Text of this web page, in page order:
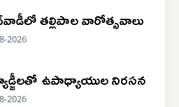
తల్లిపాల వారోత్సవాలు
2026
ఉపాధ్యాయుల నిరసన
2026